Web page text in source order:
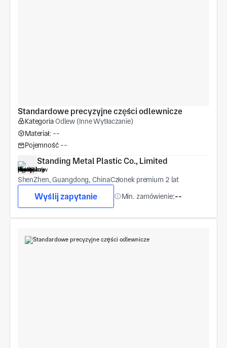
Standardowe precyzyjne części odlewnicze
KategoriaOdlew (Inne Wytłaczanie)
Materiał: --
Pojemność --
Standing Metal Plastic Co., Limited
ShenZhen, Guangdong, ChinaCzłonek premium 2 lat
Wyślij zapytanie Min. zamówienie:--